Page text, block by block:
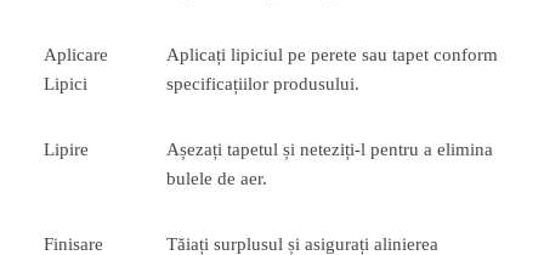
Aplicare
Lipici
Aplicați lipiciul pe perete sau tapet conform
specificațiilor produsului.
Lipire
Așezați tapetul și neteziți-l pentru a elimina
bulele de aer.
Finisare
Tăiați surplusul și asigurați alinierea